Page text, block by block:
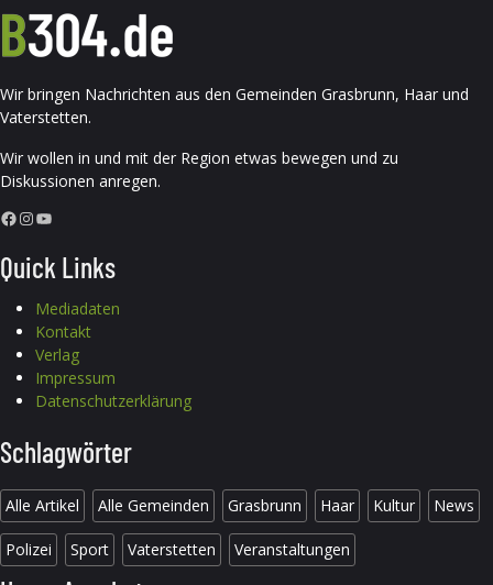
Wir bringen Nachrichten aus den Gemeinden Grasbrunn, Haar und
Vaterstetten.
Wir wollen in und mit der Region etwas bewegen und zu
Diskussionen anregen.
Facebook InstagramYouTube
Quick Links
Mediadaten
Kontakt
Verlag
Impressum
Datenschutzerklärung
Schlagwörter
Alle Artikel Alle Gemeinden Grasbrunn Haar Kultur News
Polizei Sport Vaterstetten Veranstaltungen